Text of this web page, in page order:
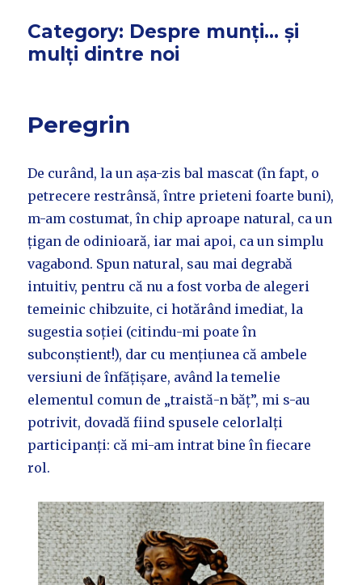
Category: Despre munți… și
mulți dintre noi
Peregrin
De curând, la un așa-zis bal mascat (în fapt, o
petrecere restrânsă, între prieteni foarte buni),
m-am costumat, în chip aproape natural, ca un
țigan de odinioară, iar mai apoi, ca un simplu
vagabond. Spun natural, sau mai degrabă
intuitiv, pentru că nu a fost vorba de alegeri
temeinic chibzuite, ci hotărând imediat, la
sugestia soției (citindu-mi poate în
subconștient!), dar cu mențiunea că ambele
versiuni de înfățișare, având la temelie
elementul comun de „traistă-n băț”, mi s-au
potrivit, dovadă fiind spusele celorlalți
participanți: că mi-am intrat bine în fiecare
rol.